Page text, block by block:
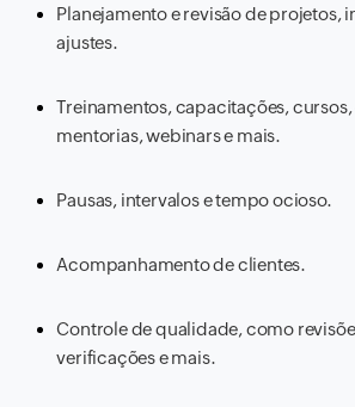
Planejamento e revisão de projetos,
ajustes.
Treinamentos, capacitações,
mentorias, webinars e mais.
Pausas, intervalos e tempo ocioso.
Acompanhamento de clientes.
Controle de qualidade, como
verificações e mais.